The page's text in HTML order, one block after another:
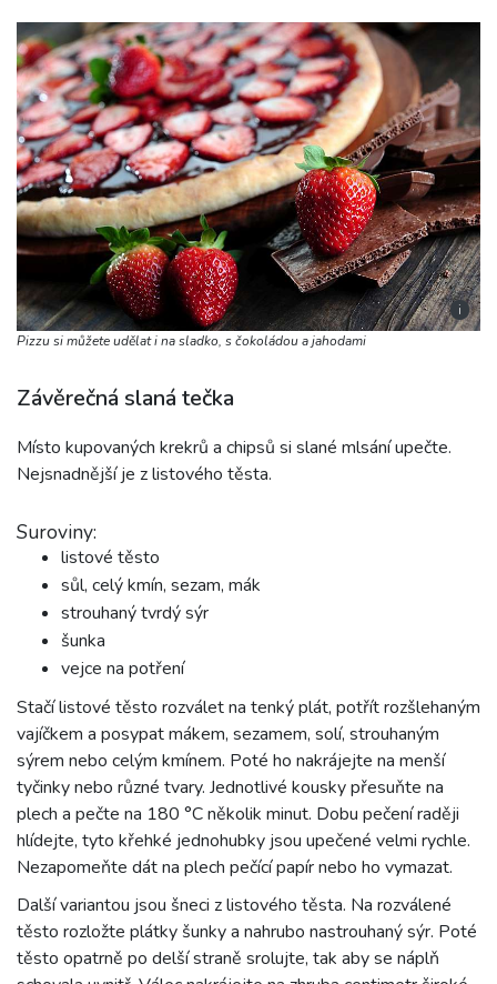
i
Pizzu si můžete udělat i na sladko, s čokoládou a jahodami
Závěrečná slaná tečka
Místo kupovaných krekrů a chipsů si slané mlsání upečte.
Nejsnadnější je z listového těsta.
Suroviny:
listové těsto
sůl, celý kmín, sezam, mák
strouhaný tvrdý sýr
šunka
vejce na potření
Stačí listové těsto rozválet na tenký plát, potřít rozšlehaným
vajíčkem a posypat mákem, sezamem, solí, strouhaným
sýrem nebo celým kmínem. Poté ho nakrájejte na menší
tyčinky nebo různé tvary. Jednotlivé kousky přesuňte na
plech a pečte na 180 °C několik minut. Dobu pečení raději
hlídejte, tyto křehké jednohubky jsou upečené velmi rychle.
Nezapomeňte dát na plech pečící papír nebo ho vymazat.
Další variantou jsou šneci z listového těsta. Na rozválené
těsto rozložte plátky šunky a nahrubo nastrouhaný sýr. Poté
těsto opatrně po delší straně srolujte, tak aby se náplň